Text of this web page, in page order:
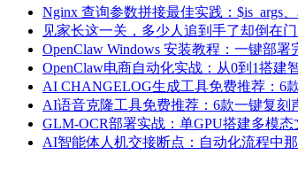
Nginx 查询参数拼接最佳实践：$is_args
见家长这一关，多少人追到手了却倒在
OpenClaw Windows 安装教程：一键部署
OpenClaw电商自动化实战：从0到1搭建
AI CHANGELOG生成工具免费推荐：6
AI语音克隆工具免费推荐：6款一键复
GLM-OCR部署实战：单GPU搭建多模态
AI智能体人机交接断点：自动化流程中